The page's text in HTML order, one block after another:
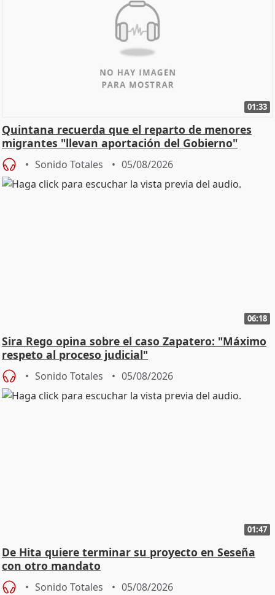
01:33
Quintana recuerda que el reparto de menores
migrantes "llevan aportación del Gobierno"
central
Sonido Totales 05/08/2026
06:18
Sira Rego opina sobre el caso Zapatero: "Máximo
respeto al proceso judicial"
Sonido Totales 05/08/2026
01:47
De Hita quiere terminar su proyecto en Seseña
con otro mandato
Sonido Totales 05/08/2026